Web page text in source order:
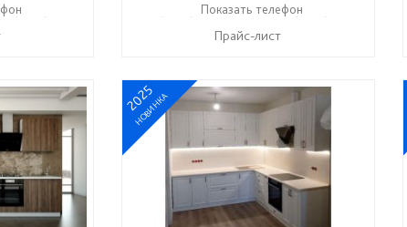
(8412) 20-22-62 +7 (8412) 73-85-16 ☎+7 (8412) 20-22-62
Показать телефон
Прайс-лист
2025
НОВИНКА